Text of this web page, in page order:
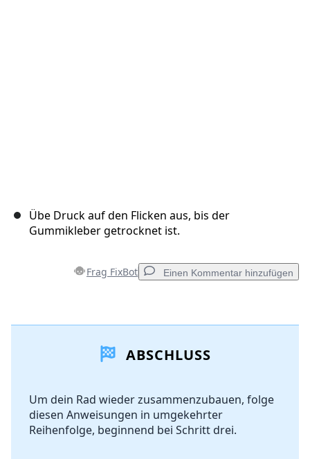
Übe Druck auf den Flicken aus, bis der
Gummikleber getrocknet ist.
Frag FixBot Einen Kommentar hinzufügen
Kommentar hinzufügen
Abbrechen Kommentieren
ABSCHLUSS
Um dein Rad wieder zusammenzubauen, folge
diesen Anweisungen in umgekehrter
Reihenfolge, beginnend bei Schritt drei.